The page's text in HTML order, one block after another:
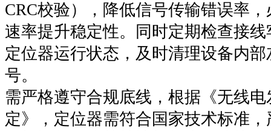
CRC校验），降低信号传输错误率
速率提升稳定性。同时定期检查接
定位器运行状态，及时清理设备内
号。
需严格遵守合规底线，根据《无线
定》，定位器需符合国家技术标准